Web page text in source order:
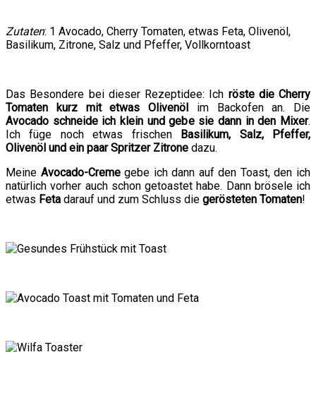
Zutaten: 1 Avocado, Cherry Tomaten, etwas Feta, Olivenöl,
Basilikum, Zitrone, Salz und Pfeffer, Vollkorntoast
Das Besondere bei dieser Rezeptidee: Ich röste die Cherry
Tomaten kurz mit etwas Olivenöl im Backofen an. Die
Avocado schneide ich klein und gebe sie dann in den Mixer.
Ich füge noch etwas frischen Basilikum, Salz, Pfeffer,
Olivenöl und ein paar Spritzer Zitrone dazu.
Meine Avocado-Cremegebe ich dann auf den Toast, den ich
natürlich vorher auch schon getoastet habe. Dann brösele ich
etwas Feta darauf und zum Schluss die gerösteten Tomaten!